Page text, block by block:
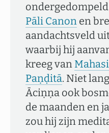
Pāli Canon en
aandachtsveld
waarbij hij
kreeg van
Paṇḍitā. Niet
Āciṇṇa ook
de maanden en
zou hij zijn